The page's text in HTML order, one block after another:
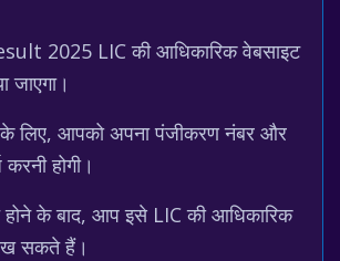
2025 LIC की आधिकारिक वेबसाइट
जाएगा।
के लिए, आपको अपना पंजीकरण नंबर और
होगी।
होने के बाद, आप इसे LIC की आधिकारिक
सकते हैं।